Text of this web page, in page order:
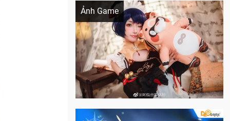
Ảnh Game